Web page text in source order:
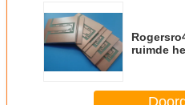
ruimde